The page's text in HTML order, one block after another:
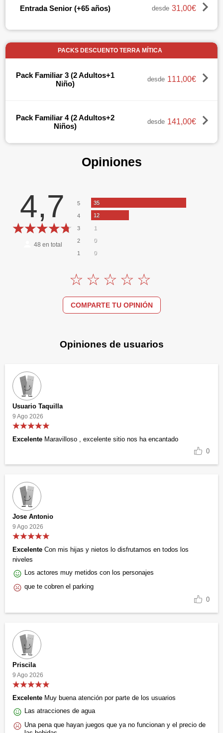
Entrada Senior (+65 años) desde 31,00€
PACKS DESCUENTO TERRA MÍTICA
Pack Familiar 3 (2 Adultos+1
Niño)
desde 111,00€
Pack Familiar 4 (2 Adultos+2
Niños)
desde 141,00€
Opiniones
4,7
48 en total
5 35
4 12
3 1
2 0
1 0
COMPARTE TU OPINIÓN
Opiniones de usuarios
Usuario Taquilla
9 Ago 2026
Excelente Maravilloso , excelente sitio nos ha encantado
0
Jose Antonio
9 Ago 2026
Excelente Con mis hijas y nietos lo disfrutamos en todos los
niveles
Los actores muy metidos con los personajes
que te cobren el parking
0
Priscila
9 Ago 2026
Excelente Muy buena atención por parte de los usuarios
Las atracciones de agua
Una pena que hayan juegos que ya no funcionan y el precio de